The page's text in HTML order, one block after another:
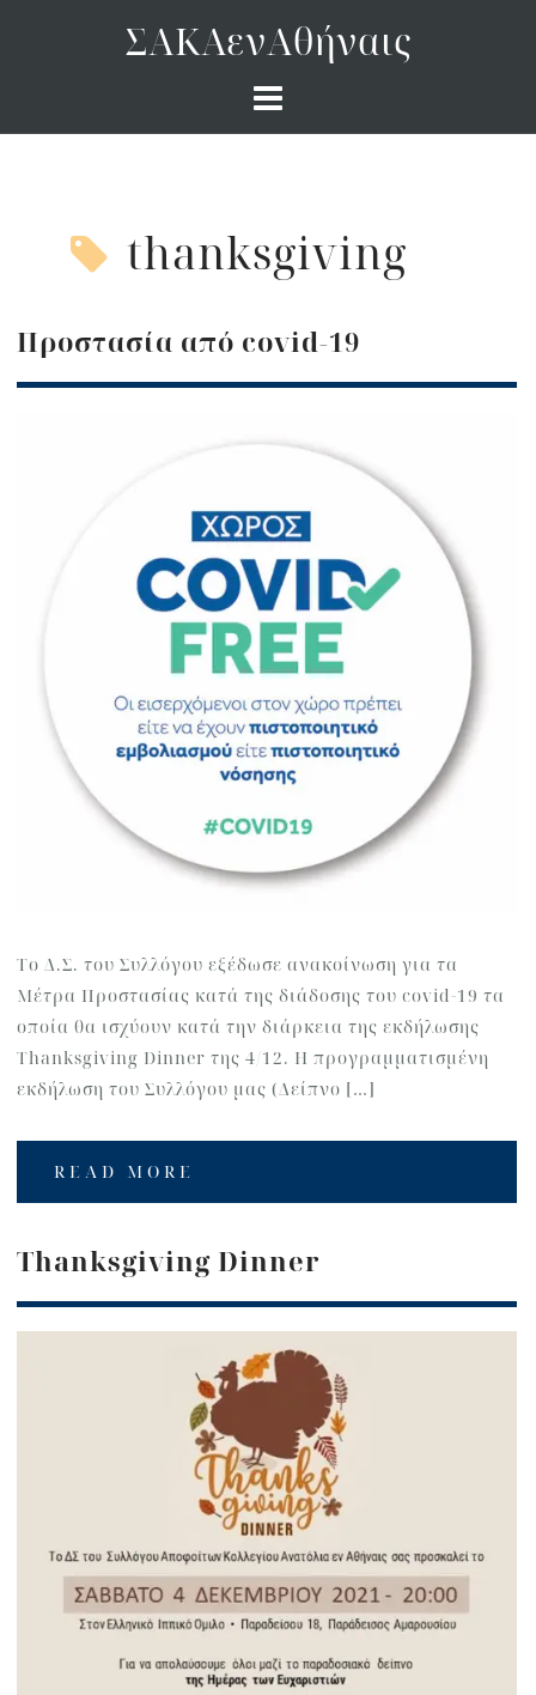
ΣΑΚΑενΑθήναις
thanksgiving
Προστασία από covid-19
To Δ.Σ. του Συλλόγου εξέδωσε ανακοίνωση για τα
Μέτρα Προστασίας κατά της διάδοσης του covid-19 τα
οποία θα ισχύουν κατά την διάρκεια της εκδήλωσης
Thanksgiving Dinner της 4/12. Η προγραμματισμένη
εκδήλωση του Συλλόγου μας (Δείπνο […]
READ MORE
Thanksgiving Dinner